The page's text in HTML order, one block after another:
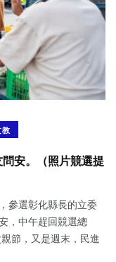
教
安。（照片競選提
參選彰化縣長的立委
，中午趕回競選總
節，又是週末，民進